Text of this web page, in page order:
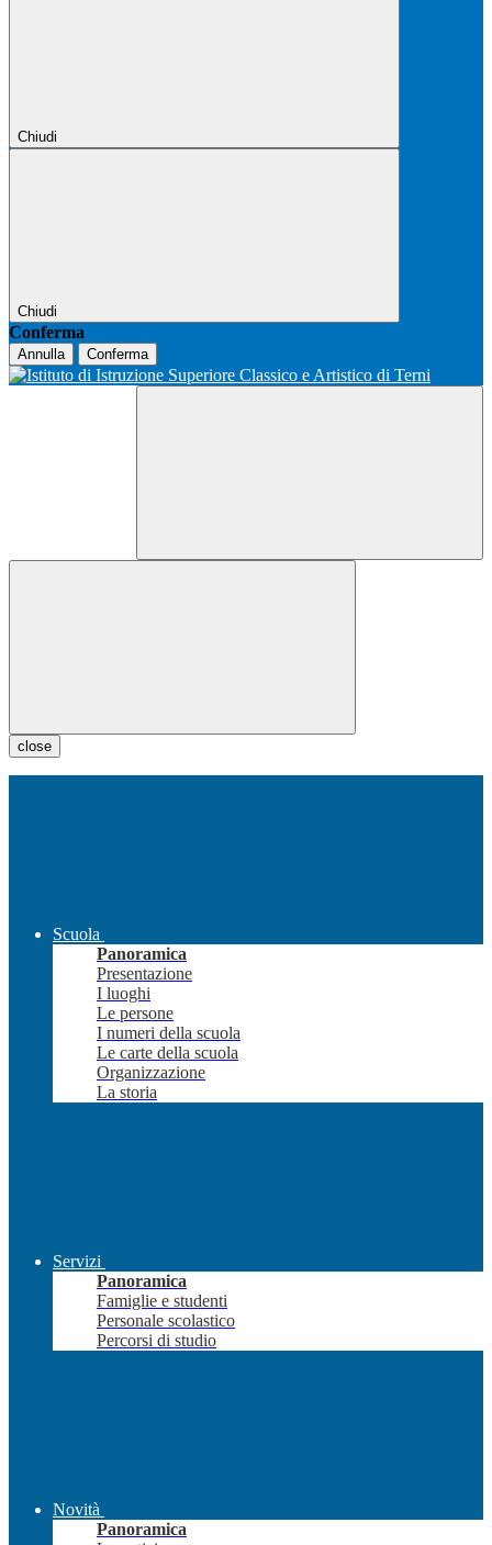
Chiudi
Chiudi
Conferma
Annulla Conferma
close
Scuola
Panoramica
Presentazione
I luoghi
Le persone
I numeri della scuola
Le carte della scuola
Organizzazione
La storia
Servizi
Panoramica
Famiglie e studenti
Personale scolastico
Percorsi di studio
Novità
Panoramica